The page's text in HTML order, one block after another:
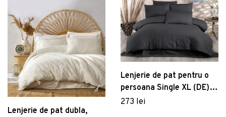
Lenjerie de pat dubla,
Lenjerie de pat pentru o
persoana Single XL (DE),
Lilyum - Anthracite,
273 lei